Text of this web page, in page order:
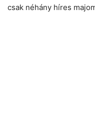
csak néhány híres